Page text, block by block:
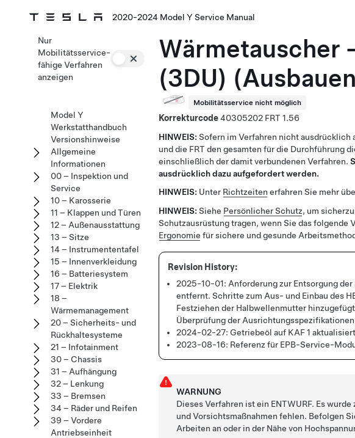
2020-2024 Model Y Service Manual
Wärmetauscher
(3DU)
Mobilitätsservice nicht möglich
Korrekturcode40305202
1.56
HINWEIS: Sofern im Verfahren nicht ausdrücklich
und die FRT den gesamten für die Durchführung
einschließlich der damit verbundenen Verfahren.
ausdrücklich dazu aufgefordert werden.
HINWEIS: Unter Richtzeiten erfahren Sie mehr
HINWEIS: Siehe Persönlicher Schutz, um
Schutzausrüstung tragen, wenn Sie das folgende
Ergonomie für sichere und gesunde
2025-10-01: Anforderung zur Entsorgung
entfernt. Schritte zum Aus- und Einbau des
Festziehen der Halbwellenmutter
Überprüfung der
2024-02-27: Getriebeöl auf KAF 1
2023-08-16: Referenz für EPB-Service-
WARNUNG
Dieses Verfahren ist ein ENTWURF. Es
und Vorsichtsmaßnahmen fehlen. Befolgen
Arbeiten an oder in der Nähe von
Nur
Mobilitätsservice-
fähige Verfahren
anzeigen
Model Y
Werkstatthandbuch
Versionshinweise
Allgemeine
Informationen
00 – Inspektion und
Service
10 – Karosserie
11 – Klappen und Türen
12 – Außenausstattung
13 – Sitze
14 – Instrumententafel
15 – Innenverkleidung
16 – Batteriesystem
17 – Elektrik
18 –
Wärmemanagement
20 – Sicherheits- und
Rückhaltesysteme
21 – Infotainment
30 – Chassis
31 – Aufhängung
32 – Lenkung
33 – Bremsen
34 – Räder und Reifen
39 – Vordere
Antriebseinheit